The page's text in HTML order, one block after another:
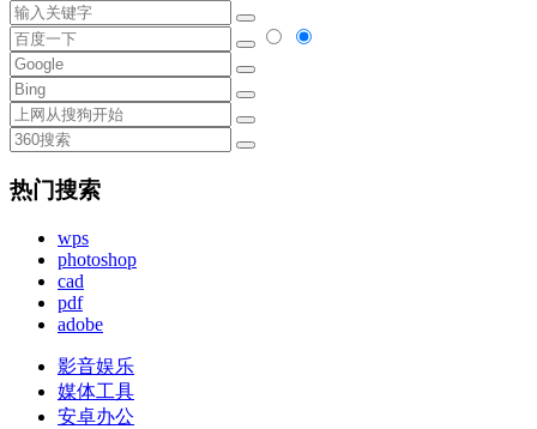
热门搜索
wps
photoshop
cad
pdf
adobe
影音娱乐
媒体工具
安卓办公